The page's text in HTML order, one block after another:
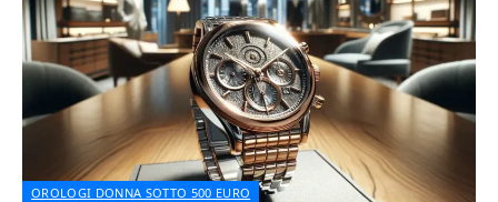
OROLOGI DONNA SOTTO 500 EURO